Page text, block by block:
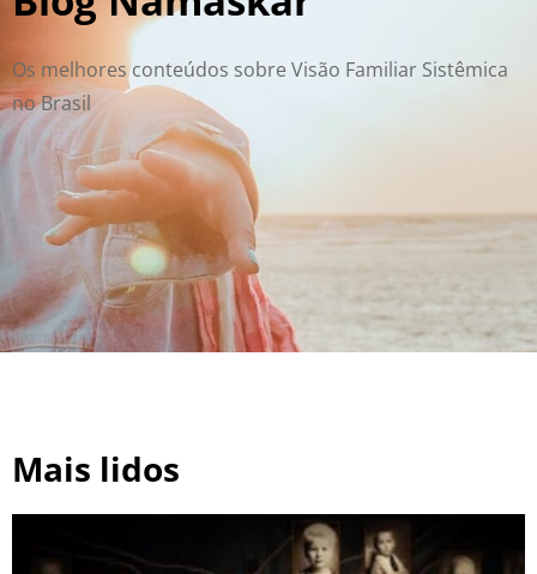
Os melhores conteúdos sobre Visão Familiar Sistêmica
no Brasil
Mais lidos